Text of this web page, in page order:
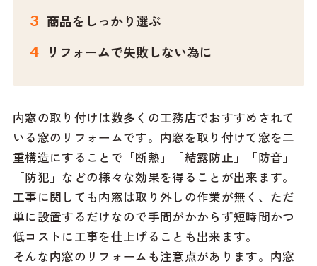
商品をしっかり選ぶ
リフォームで失敗しない為に
内窓の取り付けは数多くの工務店でおすすめされて
いる窓のリフォームです。内窓を取り付けて窓を二
重構造にすることで「断熱」「結露防止」「防音」
「防犯」などの様々な効果を得ることが出来ます。
工事に関しても内窓は取り外しの作業が無く、ただ
単に設置するだけなので手間がかからず短時間かつ
低コストに工事を仕上げることも出来ます。
そんな内窓のリフォームも注意点があります。内窓